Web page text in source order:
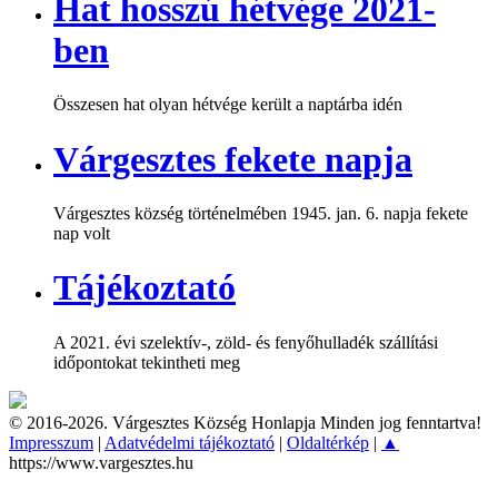
Hat hosszú hétvége 2021-
ben
Összesen hat olyan hétvége került a naptárba idén
Várgesztes fekete napja
Várgesztes község történelmében 1945. jan. 6. napja fekete
nap volt
Tájékoztató
A 2021. évi szelektív-, zöld- és fenyőhulladék szállítási
időpontokat tekintheti meg
© 2016-2026. Várgesztes Község Honlapja Minden jog fenntartva!
Impresszum | Adatvédelmi tájékoztató | Oldaltérkép | ▲
https://www.vargesztes.hu